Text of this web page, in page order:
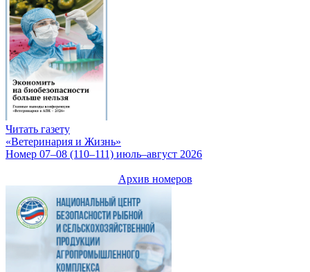
Читать газету
«Ветеринария и Жизнь»
Номер 07–08 (110–111) июль–август 2026
Архив номеров